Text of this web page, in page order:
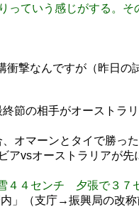
っていう感じがする。そ
こ
撃なんですが（昨日
節の相手がオースト
オマーンとタイで勝っ
vsオーストラリアが先
４４センチ 夕張で３７
」（支庁→振興局の改